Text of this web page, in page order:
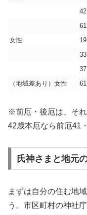
61
女性
19
37
（地域差あり）女性
61
※前厄・後厄は、そ
42歳本厄なら前厄41
氏神さまと地元
まずは自分の住む地
う。市区町村の神社